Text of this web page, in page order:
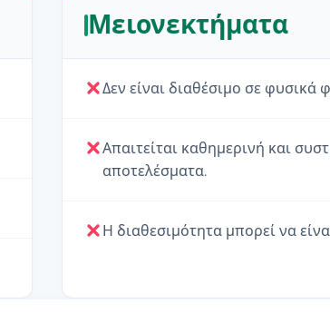
Μειονεκτήματα
Δεν είναι διαθέσιμο σε φυσικά
Απαιτείται καθημερινή και
αποτελέσματα.
Η διαθεσιμότητα μπορεί να